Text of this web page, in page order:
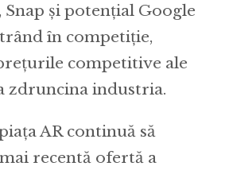
și potențial Google
în competiție,
competitive ale
zdruncina industria.
AR continuă să
recentă ofertă a